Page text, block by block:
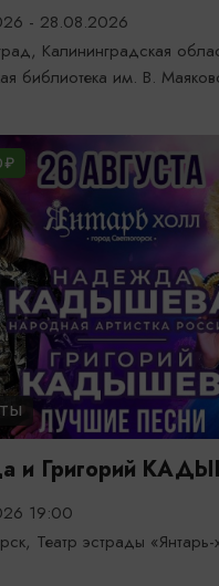
- 28.08.2026
Калининградская
библиотека им. В.
и Григорий
19:00
Театр эстрады «Янтарь-